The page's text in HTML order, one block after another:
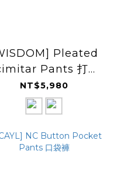
Pleated
Pants 打褶
長褲
NT$5,980